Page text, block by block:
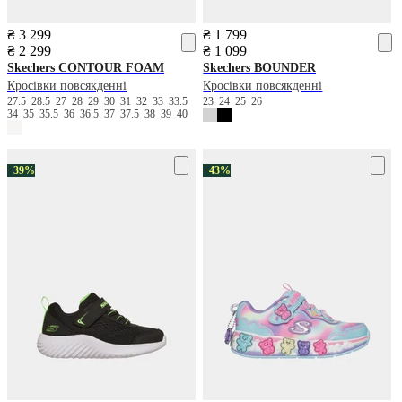
₴ 3 299
₴ 2 299
Skechers CONTOUR FOAM
Кросівки повсякденні
27.5 28.5 27 28 29 30 31 32 33 33.5
34 35 35.5 36 36.5 37 37.5 38 39 40
₴ 1 799
₴ 1 099
Skechers BOUNDER
Кросівки повсякденні
23242526
−39% −43%